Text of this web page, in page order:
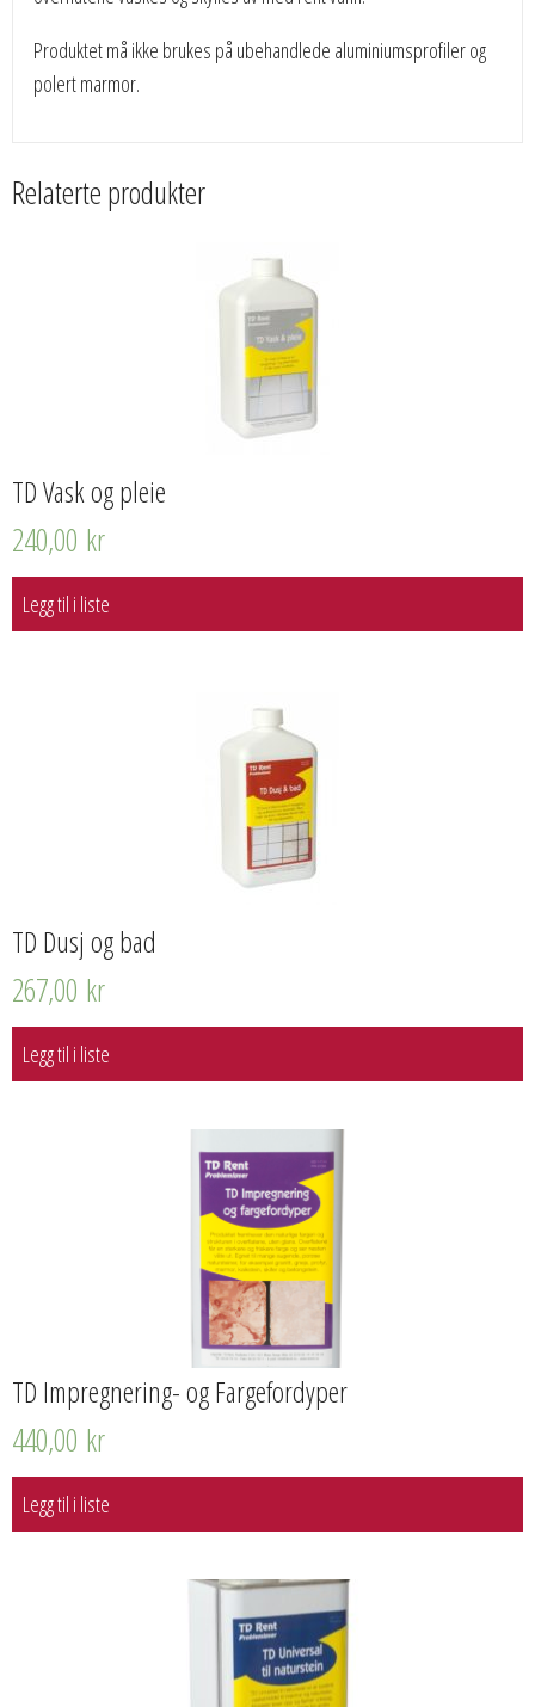
Produktet må ikke brukes på ubehandlede aluminiumsprofiler og
polert marmor.
Relaterte produkter
TD Vask og pleie
240,00 kr
Legg til i liste
TD Dusj og bad
267,00 kr
Legg til i liste
TD Impregnering- og Fargefordyper
440,00 kr
Legg til i liste